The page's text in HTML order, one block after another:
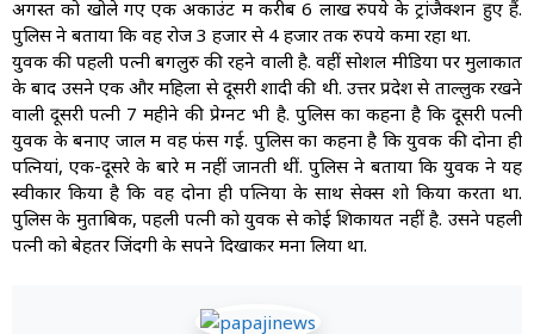
अगस्त को खोले गए एक अकाउंट में करीब 6 लाख रुपये के ट्रांजैक्शन हुए हैं.
पुलिस ने बताया कि वह रोज 3 हजार से 4 हजार तक रुपये कमा रहा था.
युवक की पहली पत्नी बेंगलुरु की रहने वाली है. वहीं सोशल मीडिया पर मुलाकात
के बाद उसने एक और महिला से दूसरी शादी की थी. उत्तर प्रदेश से ताल्लुक रखने
वाली दूसरी पत्नी 7 महीने की प्रेग्नेंट भी है. पुलिस का कहना है कि दूसरी पत्नी
युवक के बनाए जाल में वह फंस गई. पुलिस का कहना है कि युवक की दोनों ही
पत्नियां, एक-दूसरे के बारे में नहीं जानती थीं. पुलिस ने बताया कि युवक ने यह
स्वीकार किया है कि वह दोनों ही पत्नियों के साथ सेक्स शो किया करता था.
पुलिस के मुताबिक, पहली पत्नी को युवक से कोई शिकायत नहीं है. उसने पहली
पत्नी को बेहतर जिंदगी के सपने दिखाकर मना लिया था.